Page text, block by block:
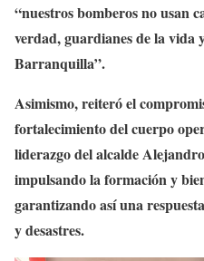
“nuestros bomberos no usan
verdad, guardianes de la vida
Barranquilla”.
Asimismo, reiteró el
fortalecimiento del cuerpo
liderazgo del alcalde
impulsando la formación y
garantizando así una
y desastres.